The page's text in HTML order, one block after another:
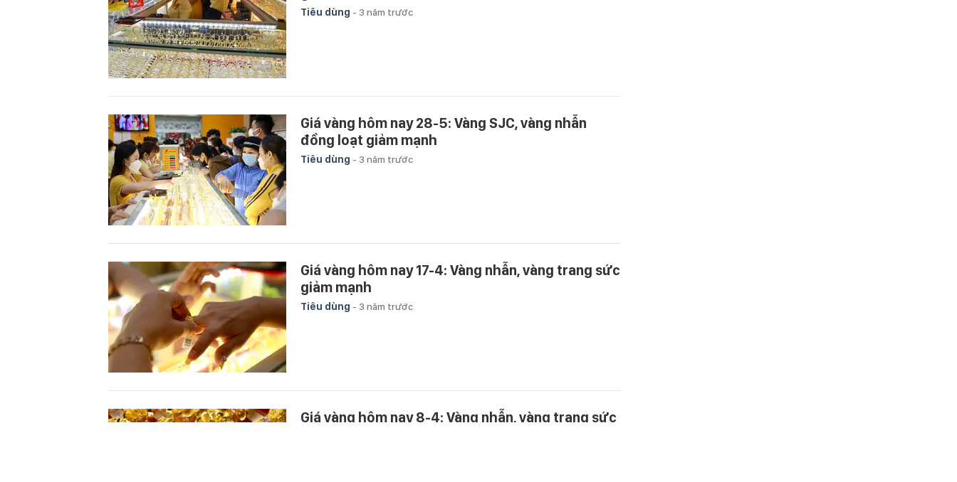
Tiêu dùng - 3 năm trước
Giá vàng hôm nay 28-5: Vàng SJC, vàng nhẫn
đồng loạt giảm mạnh
Tiêu dùng - 3 năm trước
Giá vàng hôm nay 17-4: Vàng nhẫn, vàng trang sức
giảm mạnh
Tiêu dùng - 3 năm trước
Giá vàng hôm nay 8-4: Vàng nhẫn, vàng trang sức